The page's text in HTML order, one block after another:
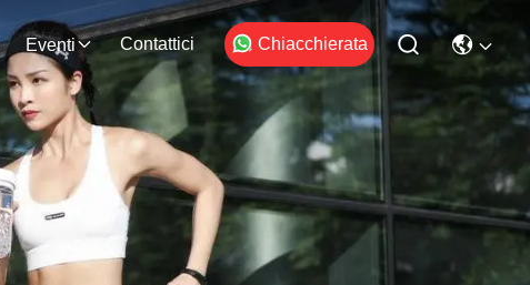
Eventi Contattici Chiacchierata